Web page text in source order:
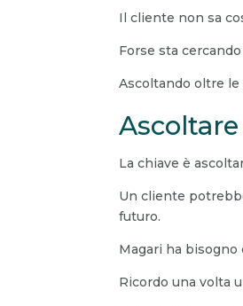
Il cliente non sa
Forse sta
Ascoltando oltre le
La chiave è
Un cliente
futuro.
Magari ha
Ricordo una volta